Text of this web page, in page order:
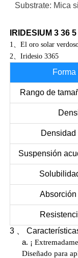
Substrate: Mica
IRIDESIUM 3 36 5
1、El oro solar
2、Iridesio 3365
Forma
Rango de
Suspensión
3
a. ¡
Diseñado para